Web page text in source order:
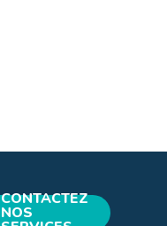
CONTACTEZ
NOS